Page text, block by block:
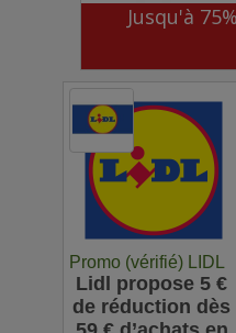
Jusqu'à
Promo (vérifié) LIDL
Lidl propose 5 €
de réduction dès